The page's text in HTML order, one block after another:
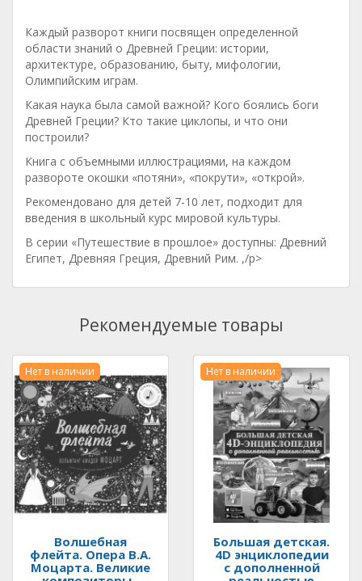
Каждый разворот книги посвящен определенной
области знаний о Древней Греции: истории,
архитектуре, образованию, быту, мифологии,
Олимпийским играм.
Какая наука была самой важной? Кого боялись боги
Древней Греции? Кто такие циклопы, и что они
построили?
Книга с объемными иллюстрациями, на каждом
развороте окошки «потяни», «покрути», «открой».
Рекомендовано для детей 7-10 лет, подходит для
введения в школьный курс мировой культуры.
В серии «Путешествие в прошлое» доступны: Древний
Египет, Древняя Греция, Древний Рим. ,/p>
Рекомендуемые товары
Нет в наличии
Волшебная
флейта. Опера В.А.
Моцарта. Великие
Нет в наличии
Большая детская.
4D энциклопедии
с дополненной